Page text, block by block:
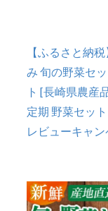
【ふるさと納
み 旬の野菜セ
ト [長崎県農産
定期 野菜セッ
レビューキャン